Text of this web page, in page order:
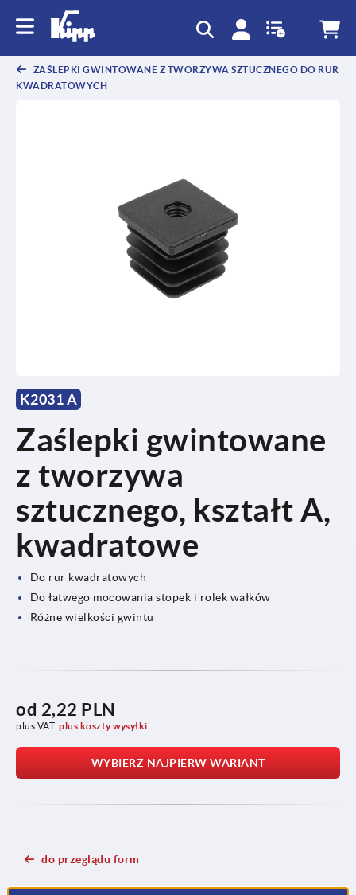
ZAŚLEPKI GWINTOWANE Z TWORZYWA SZTUCZNEGO DO RUR
KWADRATOWYCH
K2031 A
Zaślepki gwintowane
z tworzywa
sztucznego, kształt A,
kwadratowe
Do rur kwadratowych
Do łatwego mocowania stopek i rolek wałków
Różne wielkości gwintu
od 2,22 PLN
plus VAT plus koszty wysyłki
WYBIERZ NAJPIERW WARIANT
do przeglądu form